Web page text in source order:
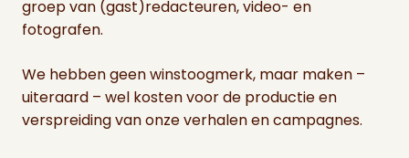
groep van (gast)redacteuren, video- en
fotografen.
We hebben geen winstoogmerk, maar maken –
uiteraard – wel kosten voor de productie en
verspreiding van onze verhalen en campagnes.